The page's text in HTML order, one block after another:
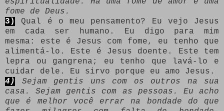
fome de Deus.
3)
Qual é o meu pensamento? Eu vejo Jesus
em cada ser humano. Eu digo para mim
mesma: este é Jesus com fome, eu tenho que
alimentá-lo. Este é Jesus doente. Este tem
lepra ou gangrena; eu tenho que lavá-lo e
cuidar dele. Eu sirvo porque eu amo Jesus.
4)
Sejam gentis uns com os outros na sua
casa. Sejam gentis com as pessoas. Eu acho
que é melhor você errar na bondade do que